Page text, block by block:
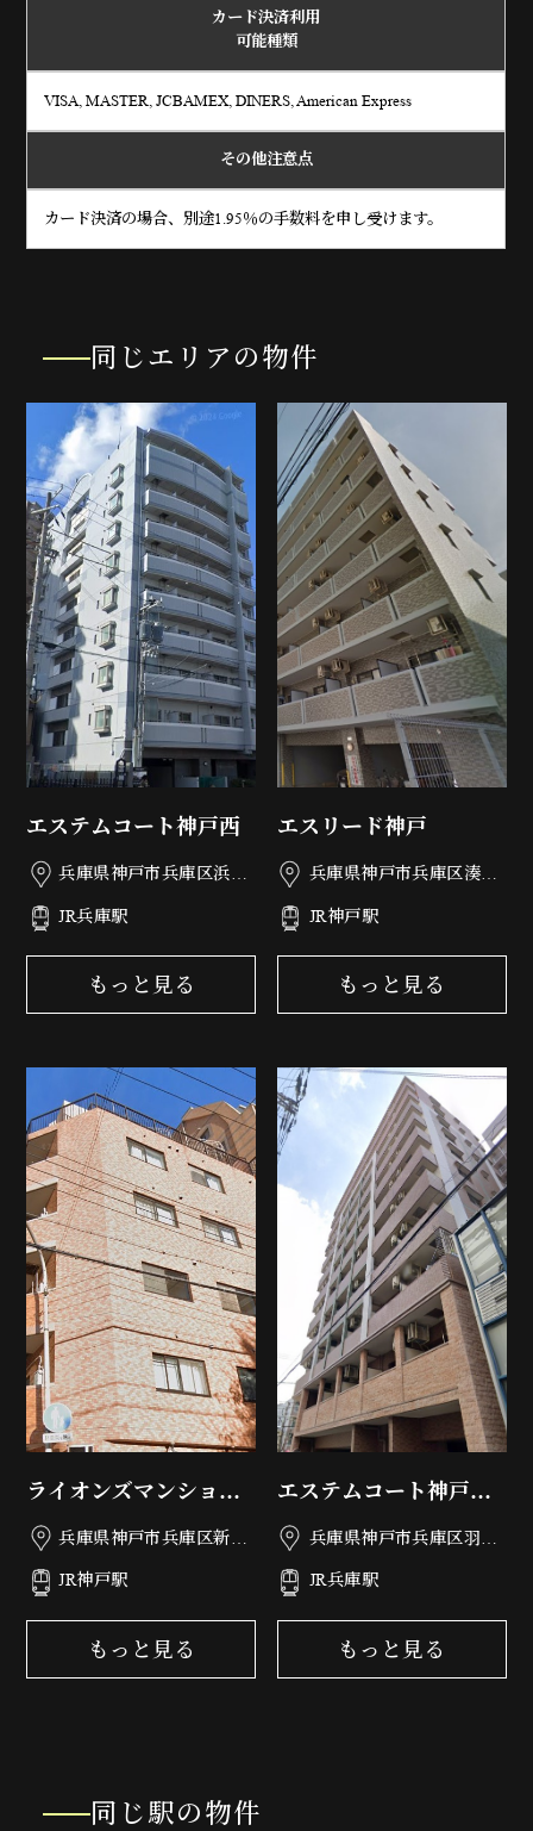
カード決済利用
可能種類
VISA, MASTER, JCBAMEX, DINERS, American Express
その他注意点
カード決済の場合、別途1.95％の手数料を申し受けます。
同じエリアの物件
エステムコート神戸西
兵庫県神戸市兵庫区浜崎
JR兵庫駅
もっと見る
エスリード神戸
兵庫県神戸市兵庫区湊町
JR神戸駅
もっと見る
ライオンズマンション
神戸第3
兵庫県神戸市兵庫区新開
JR神戸駅
もっと見る
エステムコート神戸西
フロンタージュ
兵庫県神戸市兵庫区羽坂
JR兵庫駅
もっと見る
同じ駅の物件